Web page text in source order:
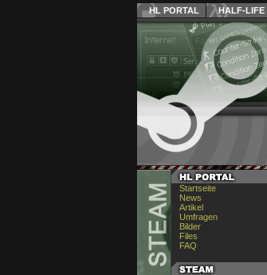
HL PORTAL HALF-LIFE
Startseite
News
Artikel
Umfragen
Bilder
Files
FAQ